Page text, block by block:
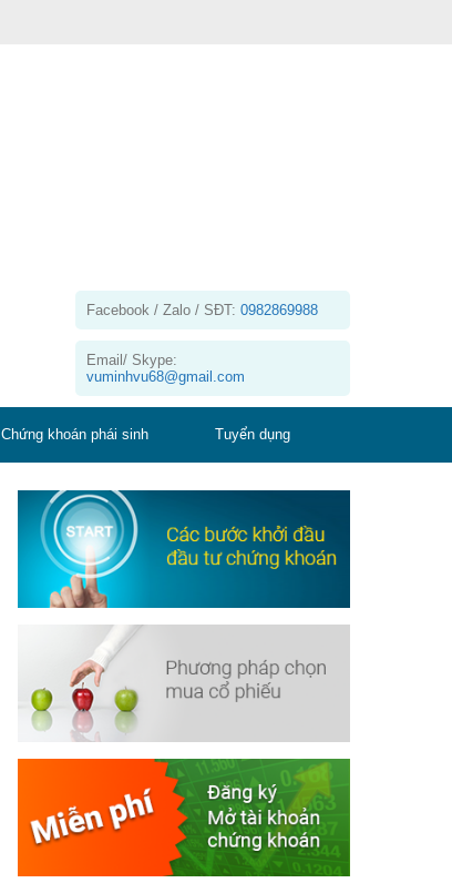
Facebook / Zalo / SĐT: 0982869988
Email/ Skype:
vuminhvu68@gmail.com
Chứng khoán phái sinh Tuyển dụng